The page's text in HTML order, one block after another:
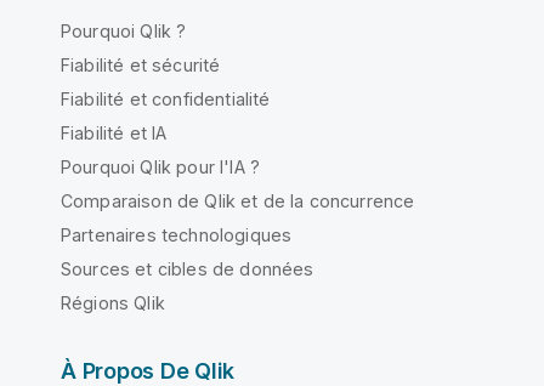
Pourquoi Qlik ?
Fiabilité et sécurité
Fiabilité et confidentialité
Fiabilité et IA
Pourquoi Qlik pour l'IA ?
Comparaison de Qlik et de la concurrence
Partenaires technologiques
Sources et cibles de données
Régions Qlik
À Propos De Qlik